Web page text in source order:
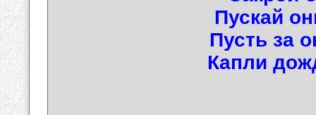
Пускай
Пусть за
Капли